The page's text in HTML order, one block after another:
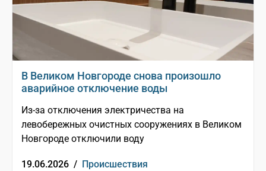
В Великом Новгороде снова произошло
аварийное отключение воды
Из-за отключения электричества на
левобережных очистных сооружениях в Великом
Новгороде отключили воду
19.06.2026 / Происшествия